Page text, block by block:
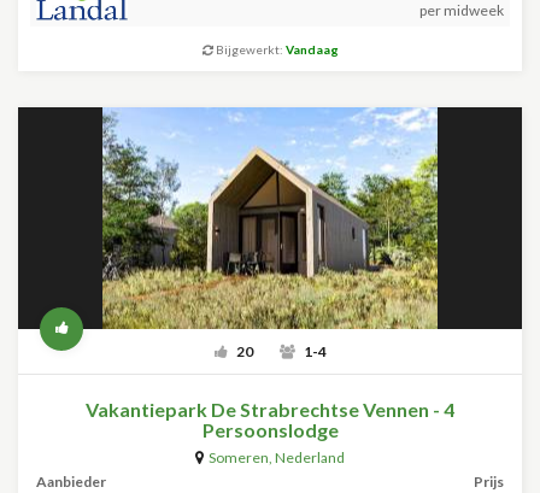
per midweek
Bijgewerkt: Vandaag
20 1-4
Vakantiepark De Strabrechtse Vennen - 4
Persoonslodge
Someren, Nederland
Aanbieder
Prijs